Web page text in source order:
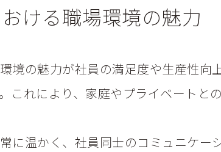
ける職場環境の魅力
境の魅力が社員の満足度や生産性
これにより、家庭やプライベートと
に温かく、社員同士のコミュニケ